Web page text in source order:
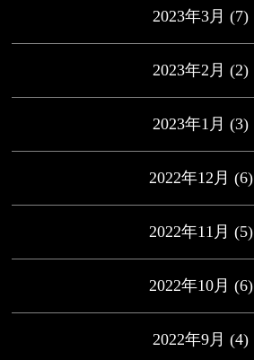
2023年3月 (7)
2023年2月 (2)
2023年1月 (3)
2022年12月 (6)
2022年11月 (5)
2022年10月 (6)
2022年9月 (4)